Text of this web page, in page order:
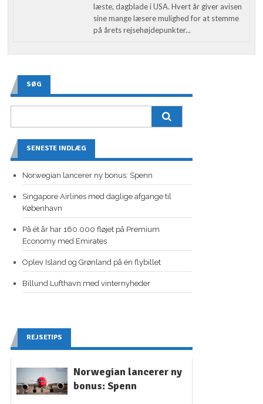
læste, dagblade i USA. Hvert år giver avisen
sine mange læsere mulighed for at stemme
på årets rejsehøjdepunkter...
SØG
SENESTE INDLÆG
Norwegian lancerer ny bonus: Spenn
Singapore Airlines med daglige afgange til
København
På ét år har 160.000 fløjet på Premium
Economy med Emirates
Oplev Island og Grønland på én flybillet
Billund Lufthavn med vinternyheder
REJSETIPS
Norwegian lancerer ny
bonus: Spenn